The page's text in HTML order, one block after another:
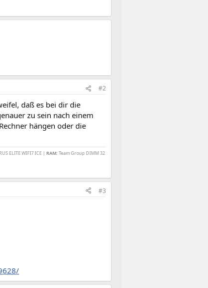
#2
daß es bei dir die
zu sein nach einem
hängen oder die
ELITE WIFI7 ICE | RAM: Team Group DIMM 32
#3